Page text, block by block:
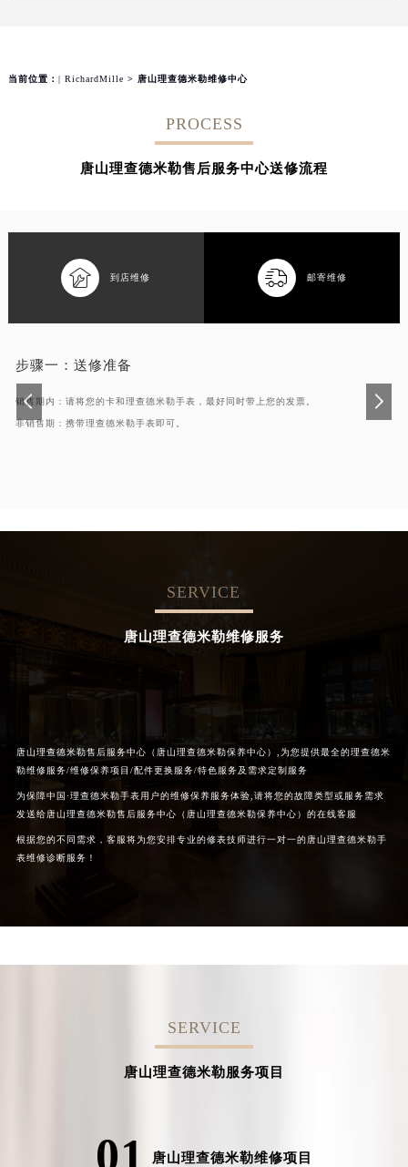
当前位置： | RichardMille > 唐山理查德米勒维修中心
PROCESS
唐山理查德米勒售后服务中心送修流程
 到店维修  邮寄维修
步骤一： 送修准备
销售期内：请将您的卡和理查德米勒手表，最好同时带上您的发票。
非销售期：携带理查德米勒手表即可。
SERVICE
唐山理查德米勒维修服务
唐山理查德米勒售后服务中心（唐山理查德米勒保养中心）,为您提供最全的理查德米
勒维修服务/维修保养项目/配件更换服务/特色服务及需求定制服务
为保障中国·理查德米勒手表用户的维修保养服务体验,请将您的故障类型或服务需求
发送给唐山理查德米勒售后服务中心（唐山理查德米勒保养中心）的在线客服
根据您的不同需求，客服将为您安排专业的修表技师进行一对一的唐山理查德米勒手
表维修诊断服务！
SERVICE
唐山理查德米勒服务项目
01 唐山理查德米勒维修项目